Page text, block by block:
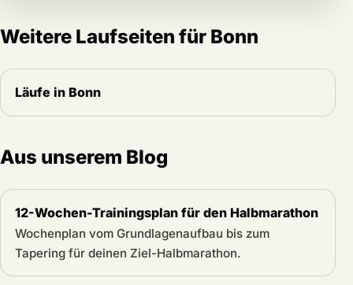
Weitere Laufseiten für Bonn
Läufe in Bonn
Aus unserem Blog
12-Wochen-Trainingsplan für den Halbmarathon
Wochenplan vom Grundlagenaufbau bis zum
Tapering für deinen Ziel-Halbmarathon.